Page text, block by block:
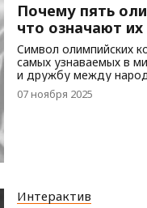
Почему пять
что означают их
Cимвол олимпийских
самых узнаваемых в
и дружбу между
07 ноября 2025
Интерактив